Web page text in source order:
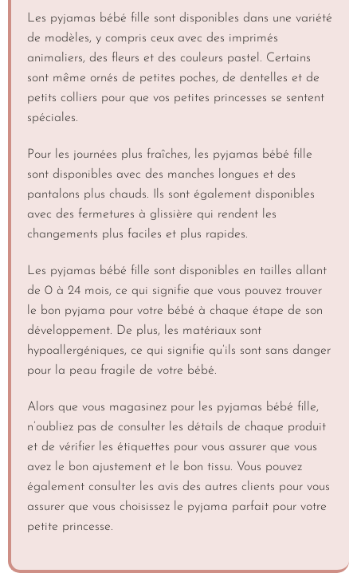
Les pyjamas bébé fille sont disponibles dans une variété
de modèles, y compris ceux avec des imprimés
animaliers, des fleurs et des couleurs pastel. Certains
sont même ornés de petites poches, de dentelles et de
petits colliers pour que vos petites princesses se sentent
spéciales.
Pour les journées plus fraîches, les pyjamas bébé fille
sont disponibles avec des manches longues et des
pantalons plus chauds. Ils sont également disponibles
avec des fermetures à glissière qui rendent les
changements plus faciles et plus rapides.
Les pyjamas bébé fille sont disponibles en tailles allant
de 0 à 24 mois, ce qui signifie que vous pouvez trouver
le bon pyjama pour votre bébé à chaque étape de son
développement. De plus, les matériaux sont
hypoallergéniques, ce qui signifie qu’ils sont sans danger
pour la peau fragile de votre bébé.
Alors que vous magasinez pour les pyjamas bébé fille,
n’oubliez pas de consulter les détails de chaque produit
et de vérifier les étiquettes pour vous assurer que vous
avez le bon ajustement et le bon tissu. Vous pouvez
également consulter les avis des autres clients pour vous
assurer que vous choisissez le pyjama parfait pour votre
petite princesse.